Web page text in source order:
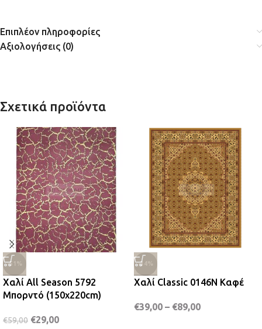
Επιπλέον πληροφορίες
Αξιολογήσεις (0)
Σχετικά προϊόντα
-51%
Χαλί All Season 5792
Μπορντό (150x220cm)
€59,00 €29,00
-34%
Χαλί Classic 0146N Καφέ
€39,00 – €89,00